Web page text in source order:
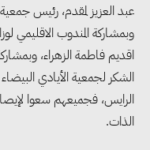
عبد العزيز لمقدم، رئيس جمعية
وبمشاركة المندوب الاقليمي
اقديم فاطمة الزهراء،
الشكر لجمعية الأيادي
الرايس، فجميعهم سعوا
الذات.
مجلس